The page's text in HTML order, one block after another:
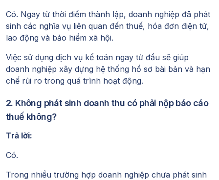
Có. Ngay từ thời điểm thành lập, doanh nghiệp đã phát
sinh các nghĩa vụ liên quan đến thuế, hóa đơn điện tử,
lao động và bảo hiểm xã hội.
Việc sử dụng dịch vụ kế toán ngay từ đầu sẽ giúp
doanh nghiệp xây dựng hệ thống hồ sơ bài bản và hạn
chế rủi ro trong quá trình hoạt động.
2. Không phát sinh doanh thu có phải nộp báo cáo
thuế không?
Trả lời:
Có.
Trong nhiều trường hợp doanh nghiệp chưa phát sinh